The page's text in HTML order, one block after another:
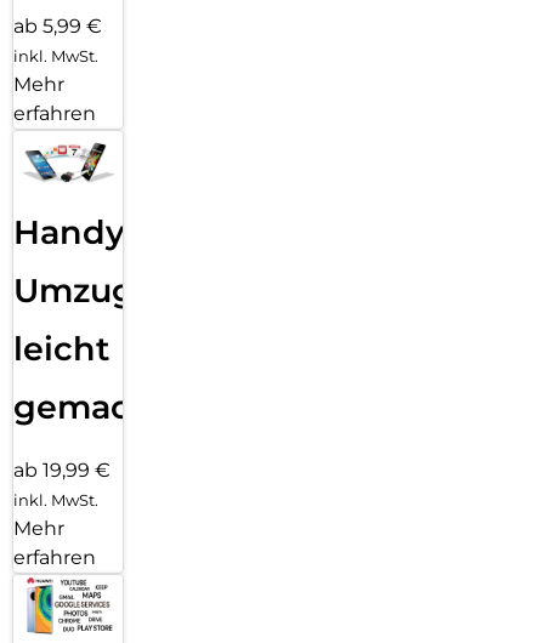
ab 5,99 €
inkl. MwSt.
Mehr
erfahren
Handy
Umzug
leicht
gemacht!
ab 19,99 €
inkl. MwSt.
Mehr
erfahren